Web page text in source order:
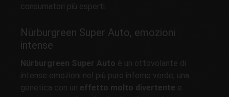
consumatori più esperti.
Nürburgreen Super Auto, emozioni
intense
Nürburgreen Super Auto è un ottovolante di
intense emozioni nel più puro inferno verde, una
genetica con un effetto molto divertente e